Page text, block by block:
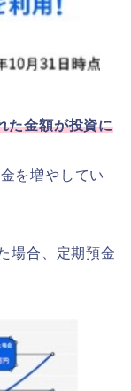
た金額が投資に
を増やしてい
場合、定期預金